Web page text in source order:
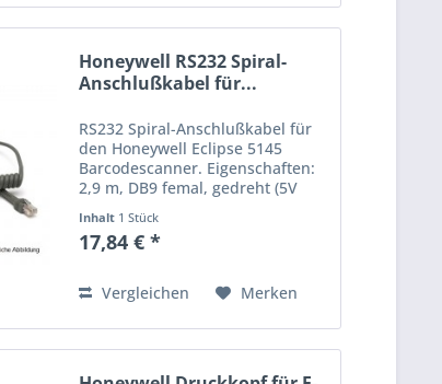
Honeywell RS232 Spiral-
Anschlußkabel für...
RS232 Spiral-Anschlußkabel für
den Honeywell Eclipse 5145
Barcodescanner. Eigenschaften:
2,9 m, DB9 femal, gedreht (5V
Sie, dass Sie dieses Kabel nur bei
den Honeywell Eclipse 5145
Inhalt 1 Stück
17,84 € *
Vergleichen Merken